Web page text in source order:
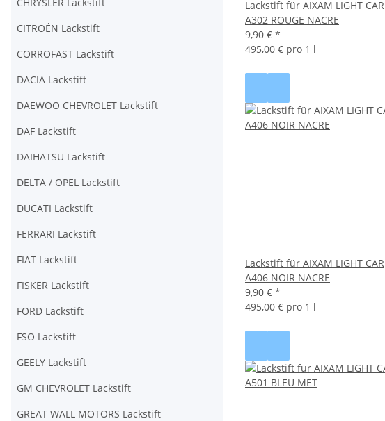
Lackstift für AIXAM LIGHT CAR
A302 ROUGE NACRE
9,90 € *
495,00 € pro 1 l
Lackstift für AIXAM LIGHT CAR
A406 NOIR NACRE
9,90 € *
495,00 € pro 1 l
CITROÉN Lackstift
CORROFAST Lackstift
DACIA Lackstift
DAEWOO CHEVROLET Lackstift
DAF Lackstift
DAIHATSU Lackstift
DELTA / OPEL Lackstift
DUCATI Lackstift
FERRARI Lackstift
FIAT Lackstift
FISKER Lackstift
FORD Lackstift
FSO Lackstift
GEELY Lackstift
GM CHEVROLET Lackstift
GREAT WALL MOTORS Lackstift